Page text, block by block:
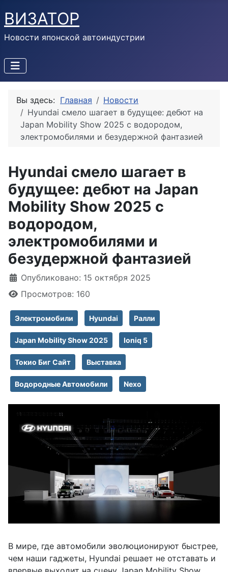
ВИЗАТОР
Новости японской автоиндустрии
Вы здесь: Главная
Новости
Hyundai смело шагает в будущее: дебют на
Japan Mobility Show 2025 с водородом,
электромобилями и безудержной фантазией
Hyundai смело шагает в
будущее: дебют на Japan
Mobility Show 2025 с
водородом,
электромобилями и
безудержной фантазией
Информация о материале
Опубликовано: 15 октября 2025
Просмотров: 160
Электромобили Hyundai Ралли
Japan Mobility Show 2025 Ioniq 5
Токио Биг Сайт Выставка
Водородные Автомобили Nexo
В мире, где автомобили эволюционируют быстрее,
чем наши гаджеты, Hyundai решает не отставать и